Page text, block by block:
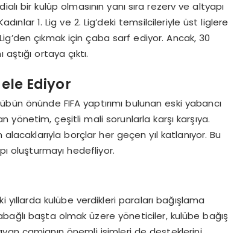
bir kulüp olmasının yanı sıra rezerv ve altyapı
1. Lig ve 2. Lig’deki temsilcileriyle üst liglere
çıkmak için çaba sarf ediyor. Ancak, 30
aştığı ortaya çıktı.
Ediyor
önünde FIFA yaptırımı bulunan eski yabancı
yönetim, çeşitli mali sorunlarla karşı karşıya.
borçlar her geçen yıl katlanıyor. Bu
oluşturmayı hedefliyor.
kulübe verdikleri paraları bağışlama
başta olmak üzere yöneticiler, kulübe bağış